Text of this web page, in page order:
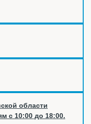
области
с 10:00 до 18:00.